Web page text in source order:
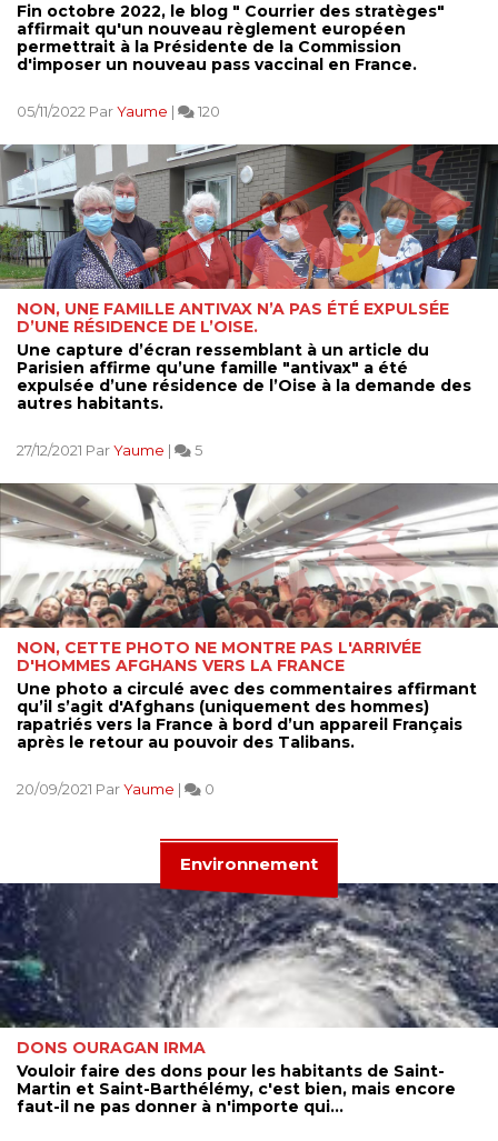
Fin octobre 2022, le blog " Courrier des stratèges"
affirmait qu'un nouveau règlement européen
permettrait à la Présidente de la Commission
d'imposer un nouveau pass vaccinal en France.
05/11/2022 ParYaume | 120
NON, UNE FAMILLE ANTIVAX N’A PAS ÉTÉ EXPULSÉE
D’UNE RÉSIDENCE DE L’OISE.
Une capture d’écran ressemblant à un article du
Parisien affirme qu’une famille "antivax" a été
expulsée d’une résidence de l’Oise à la demande des
autres habitants.
27/12/2021 ParYaume | 5
NON, CETTE PHOTO NE MONTRE PAS L'ARRIVÉE
D'HOMMES AFGHANS VERS LA FRANCE
Une photo a circulé avec des commentaires affirmant
qu’il s’agit d'Afghans (uniquement des hommes)
rapatriés vers la France à bord d’un appareil Français
après le retour au pouvoir des Talibans.
20/09/2021 ParYaume | 0
Environnement
DONS OURAGAN IRMA
Vouloir faire des dons pour les habitants de Saint-
Martin et Saint-Barthélémy, c'est bien, mais encore
faut-il ne pas donner à n'importe qui...